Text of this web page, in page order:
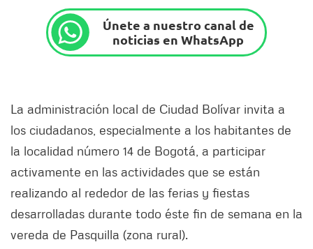
Únete a nuestro canal de
noticias en WhatsApp
La administración local de Ciudad Bolívar invita a
los ciudadanos, especialmente a los habitantes de
la localidad número 14 de Bogotá, a participar
activamente en las actividades que se están
realizando al rededor de las ferias y fiestas
desarrolladas durante todo éste fin de semana en la
vereda de Pasquilla (zona rural).